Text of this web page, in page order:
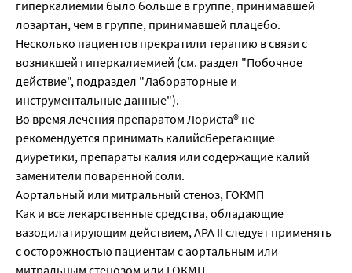
гиперкалиемии было больше в группе, принимавшей
лозартан, чем в группе, принимавшей плацебо.
Несколько пациентов прекратили терапию в связи с
возникшей гиперкалиемией (см. раздел "Побочное
действие", подраздел "Лабораторные и
инструментальные данные").
Во время лечения препаратом Лориста® не
рекомендуется принимать калийсберегающие
диуретики, препараты калия или содержащие калий
заменители поваренной соли.
Аортальный или митральный стеноз, ГОКМП
Как и все лекарственные средства, обладающие
вазодилатирующим действием, АРА II следует применять
с осторожностью пациентам с аортальным или